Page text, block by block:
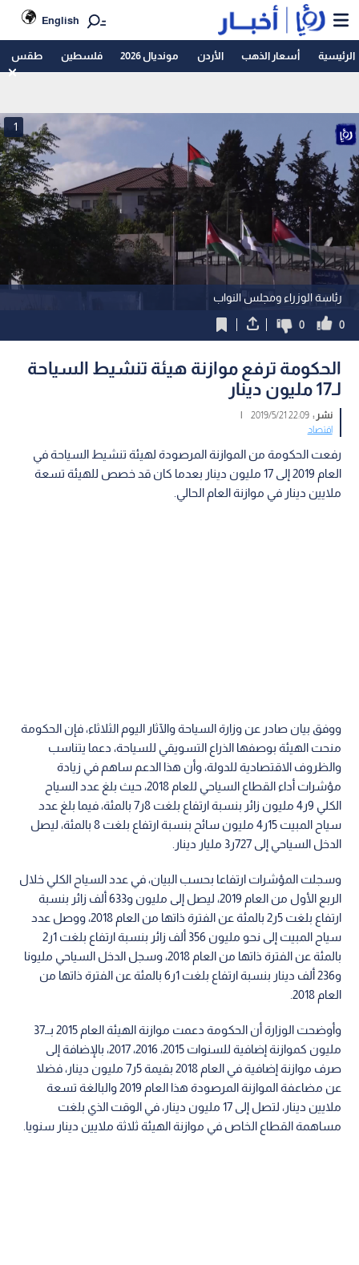
English
الرئيسية أسعار الذهب الأردن مونديال 2026 فلسطين طقس
رئاسة الوزراء ومجلس النواب
1
0
0
الحكومة ترفع موازنة هيئة تنشيط السياحة
لـ17 مليون دينار
نشر :22:09 2019/5/21
|
اقتصاد
رفعت الحكومة من الموازنة المرصودة لهيئة تنشيط السياحة في
العام 2019 إلى 17 مليون دينار بعدما كان قد خصص للهيئة تسعة
ملايين دينار في موازنة العام الحالي.
ووفق بيان صادر عن وزارة السياحة والآثار اليوم الثلاثاء، فإن الحكومة
منحت الهيئة بوصفها الذراع التسويقي للسياحة، دعما يتناسب
والظروف الاقتصادية للدولة، وأن هذا الدعم ساهم في زيادة
مؤشرات أداء القطاع السياحي للعام 2018، حيث بلغ عدد السياح
الكلي 9ر4 مليون زائر بنسبة ارتفاع بلغت 8ر7 بالمئة، فيما بلغ عدد
سياح المبيت 15ر4 مليون سائح بنسبة ارتفاع بلغت 8 بالمئة، ليصل
الدخل السياحي إلى 727ر3 مليار دينار.
وسجلت المؤشرات ارتفاعا بحسب البيان، في عدد السياح الكلي خلال
الربع الأول من العام 2019، ليصل إلى مليون و633 ألف زائر بنسبة
ارتفاع بلغت 5ر2 بالمئة عن الفترة ذاتها من العام 2018، ووصل عدد
سياح المبيت إلى نحو مليون 356 ألف زائر بنسبة ارتفاع بلغت 1ر2
بالمئة عن الفترة ذاتها من العام 2018، وسجل الدخل السياحي مليونا
و236 ألف دينار بنسبة ارتفاع بلغت 1ر6 بالمئة عن الفترة ذاتها من
العام 2018.
وأوضحت الوزارة أن الحكومة دعمت موازنة الهيئة العام 2015 بــ37
مليون كموازنة إضافية للسنوات 2015، 2016، 2017، بالإضافة إلى
صرف موازنة إضافية في العام 2018 بقيمة 5ر7 مليون دينار، فضلا
عن مضاعفة الموازنة المرصودة هذا العام 2019 والبالغة تسعة
ملايين دينار، لتصل إلى 17 مليون دينار، في الوقت الذي بلغت
مساهمة القطاع الخاص في موازنة الهيئة ثلاثة ملايين دينار سنويا.